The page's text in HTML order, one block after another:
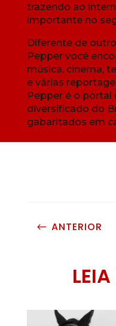
trazendo ao
importante no
Diferente de
Pepper você
música, cinema,
e várias
Pepper é o
diversificado do
gabaritados em
# ANTERIOR